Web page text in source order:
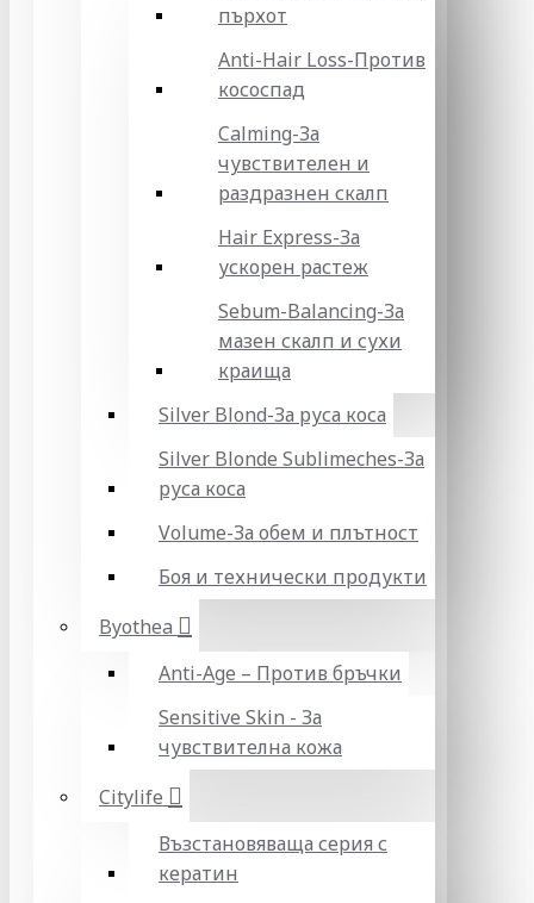
пърхот
Anti-Hair Loss-Против
кососпад
Calming-За
чувствителен и
раздразнен скалп
Hair Express-За
ускорен растеж
Sebum-Balancing-За
мазен скалп и сухи
краища
Silver Blond-За руса коса
Silver Blonde Sublіmeches-За
руса коса
Volume-За обем и плътност
Боя и технически продукти
Byothea
Anti-Age – Против бръчки
Sensitive Skin - За
чувствителна кожа
Citylife
Възстановяваща серия с
кератин